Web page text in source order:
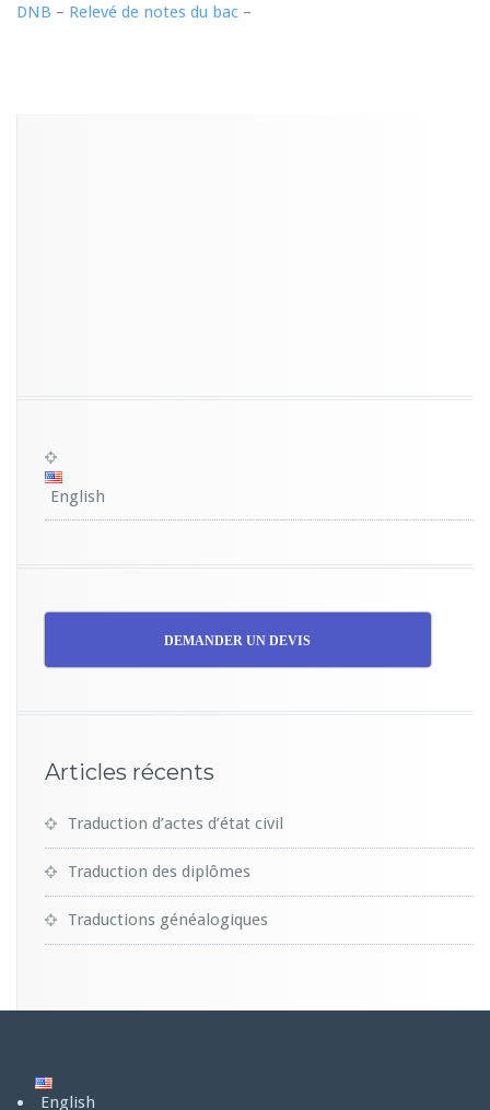
DNB – Relevé de notes du bac –
English
DEMANDER UN DEVIS
Articles récents
Traduction d’actes d’état civil
Traduction des diplômes
Traductions généalogiques
English